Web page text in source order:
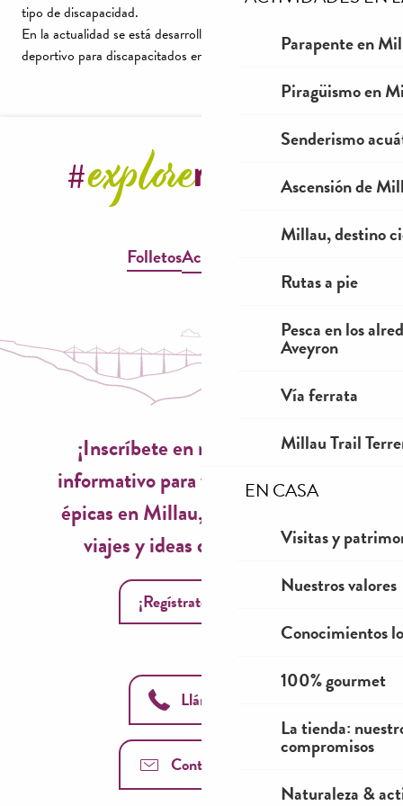
Parapente en
Piragüismo en
Senderismo
Ascensión de
Millau, destino
Rutas a pie
Pesca en los
Aveyron
Vía ferrata
Millau Trail
EN CASA
Visitas y
Nuestros valores
Conocimientos
100% gourmet
La tienda:
compromisos
Naturaleza &
tipo de discapacidad.
En la actualidad se está desarrollando una oferta de turismo
deportivo para discapacitados en nuestra zona.
FolletosAccesibilidad
¡Inscríbete en nuestro boletín
informativo para vivir experiencias
épicas en Millau, inspiraciones de
viajes y ideas de temporada!
¡Regístrate ahora!
Llámanos
Contáctenos